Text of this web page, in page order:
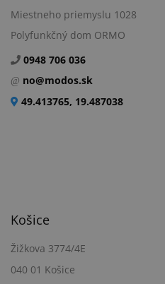
Miestneho priemyslu 1028
Polyfunkčný dom ORMO
0948 706 036
no@modos.sk
49.413765, 19.487038
Košice
Žižkova 3774/4E
040 01 Košice